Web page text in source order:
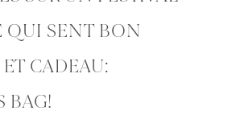
QUI SENT BON
ET CADEAU:
BAG!